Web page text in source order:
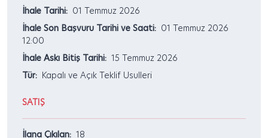
İhale Tarihi: 01 Temmuz 2026
İhale Son Başvuru Tarihi ve Saati: 01 Temmuz 2026
12:00
İhale Askı Bitiş Tarihi: 15 Temmuz 2026
Tür: Kapalı ve Açık Teklif Usulleri
SATIŞ
İlana Çıkılan: 18